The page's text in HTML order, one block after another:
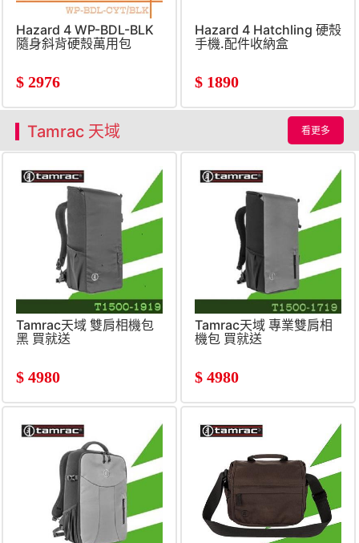
Hazard 4 WP-BDL-BLK
隨身斜背硬殼萬用包
$ 2976
Hazard 4 Hatchling 硬殼
手機.配件收納盒
$ 1890
Tamrac 天域 看更多
Tamrac天域 雙肩相機包
黑 買就送
$ 4980
Tamrac天域 專業雙肩相
機包 買就送
$ 4980